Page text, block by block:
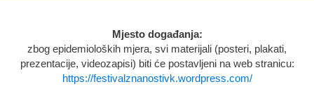
Mjesto događanja:
zbog epidemioloških mjera, svi materijali (posteri, plakati,
prezentacije, videozapisi) biti će postavljeni na web stranicu:
https://festivalznanostivk.wordpress.com/